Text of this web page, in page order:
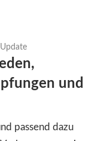
und
passend dazu